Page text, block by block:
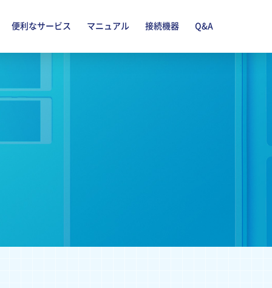
便利なサービス マニュアル 接続機器 Q&A